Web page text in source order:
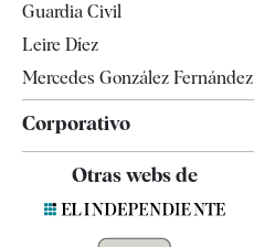
Guardia Civil
Leire Díez
Mercedes González Fernández
Corporativo
Contacto
Otras webs de